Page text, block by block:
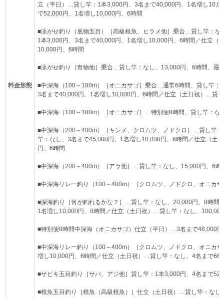
料金形態
立（平日）…貸し竿：1本3,000円、3名まで40,000円、1名増し
で52,000円、1名増し10,000円、6時間
■泳がせ釣り（底物五目）［高級根魚、ヒラメ他］乗合…貸し竿：
1本3,000円、3名まで40,000円、1名増し10,000円、6時間／仕立
10,000円、6時間
■泳がせ釣り［青物他］乗合…貸し竿：なし、13,000円、6時間、最
■中深海（100～180m）［オニカサゴ］乗合…通常6時間、貸し竿
3名まで40,000円、1名増し10,000円、6時間／仕立（土日祝）…貸
■中深海（100～180m）［オニカサゴ］…特別便8時間、貸し竿：な
■中深海（200～400m）［キンメ、クロムツ、ノドクロ］…貸し竿
竿：なし、3名まで45,000円、1名増し10,000円、6時間／仕立（
円、6時間
■中深海（200～400m）［アラ他］…貸し竿：なし、15,000円、6時
■中深海リレー釣り（100～400m）［クロムツ、ノドクロ、オニカ
■深海釣り［何が釣れるかな？］…貸し竿：なし、20,000円、8時
1名増し10,000円、8時間／仕立（土日祝）…貸し竿：なし、
■特別便8時間中深海（オニカサゴ）仕立（平日）…3名まで48,000
■中深海リレー釣り（100～400m）［クロムツ、ノドクロ、オニカ
増し10,000円、6時間／仕立（土日祝）…貸し竿：なし、4名まで
■サビキ五目釣り［サバ、アジ他］貸し竿：1本3,000円、4名まで
■根魚五目釣り［根魚（高級根魚）］仕立（土日祝）…貸し竿：な